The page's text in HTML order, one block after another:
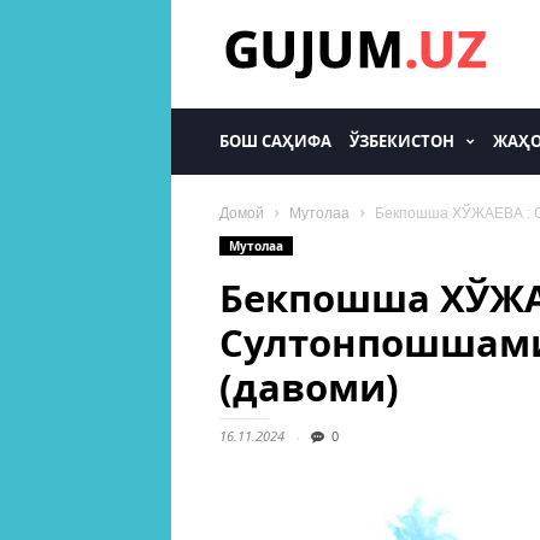
БОШ САҲИФА ЎЗБЕКИСТОН
Домой Мутолаа
Бекпошша ХЎЖАЕВА :
Мутолаа
Бекпошша
(давоми)
16.11.2024 0